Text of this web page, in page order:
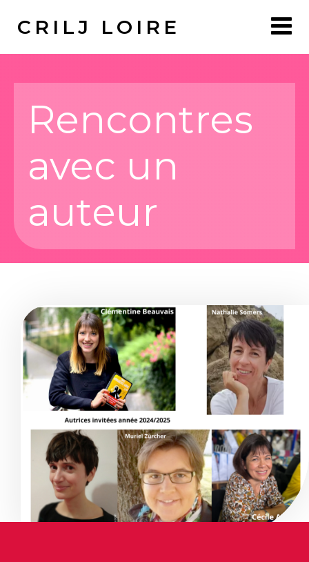
CRILJ LOIRE
Accueil
Nous connaître
Le conte
Formations
Tarifs & Inscriptions
Contact
Rencontres
avec un
auteur